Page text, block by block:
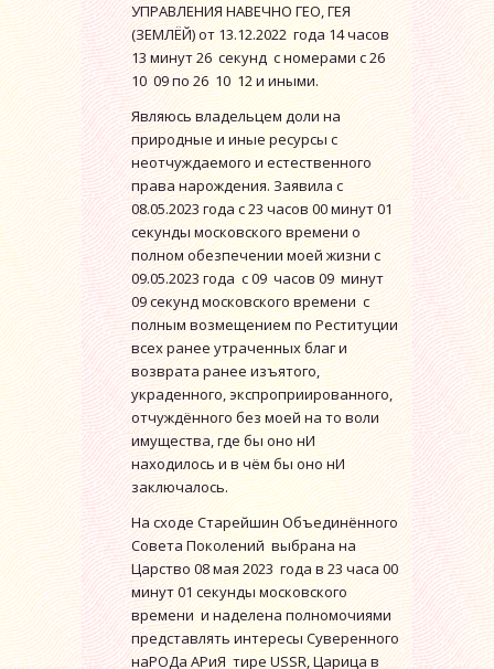
УПРАВЛЕНИЯ НАВЕЧНО ГЕО, ГЕЯ
(ЗЕМЛЁЙ) от 13.12.2022 года 14 часов
13 минут 26 секунд с номерами c 26
10 09 по 26 10 12 и иными.
Являюсь владельцем доли на
природные и иные ресурсы с
неотчуждаемого и естественного
права нарождения. Заявила с
08.05.2023 года с 23 часов 00 минут 01
секунды московского времени о
полном обезпечении моей жизни с
09.05.2023 года с 09 часов 09 минут
09 секунд московского времени с
полным возмещением по Реституции
всех ранее утраченных благ и
возврата ранее изъятого,
украденного, экспроприированного,
отчуждённого без моей на то воли
имущества, где бы оно нИ
находилось и в чём бы оно нИ
заключалось.
На сходе Старейшин Объединённого
Совета Поколений выбрана на
Царство 08 мая 2023 года в 23 часа 00
минут 01 секунды московского
времени и наделена полномочиями
представлять интересы Суверенного
наРОДа АРиЯ тире USSR, Царица в